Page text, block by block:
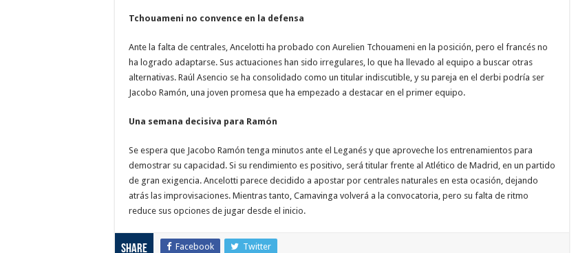
Tchouameni no convence en la defensa
Ante la falta de centrales, Ancelotti ha probado con Aurelien Tchouameni en la posición, pero el francés no
ha logrado adaptarse. Sus actuaciones han sido irregulares, lo que ha llevado al equipo a buscar otras
alternativas. Raúl Asencio se ha consolidado como un titular indiscutible, y su pareja en el derbi podría ser
Jacobo Ramón, una joven promesa que ha empezado a destacar en el primer equipo.
Una semana decisiva para Ramón
Se espera que Jacobo Ramón tenga minutos ante el Leganés y que aproveche los entrenamientos para
demostrar su capacidad. Si su rendimiento es positivo, será titular frente al Atlético de Madrid, en un partido
de gran exigencia. Ancelotti parece decidido a apostar por centrales naturales en esta ocasión, dejando
atrás las improvisaciones. Mientras tanto, Camavinga volverá a la convocatoria, pero su falta de ritmo
reduce sus opciones de jugar desde el inicio.
Share Facebook Twitter